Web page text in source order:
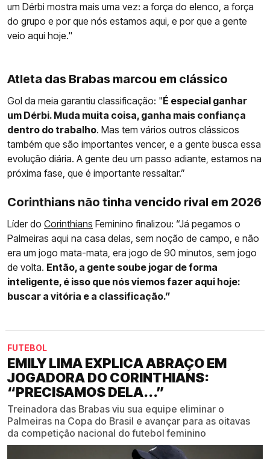
um Dérbi mostra mais uma vez: a força do elenco, a força
do grupo e por que nós estamos aqui, e por que a gente
veio aqui hoje."
Atleta das Brabas marcou em clássico
Gol da meia garantiu classificação: "É especial ganhar
um Dérbi. Muda muita coisa, ganha mais confiança
dentro do trabalho. Mas tem vários outros clássicos
também que são importantes vencer, e a gente busca essa
evolução diária. A gente deu um passo adiante, estamos na
próxima fase, que é importante ressaltar.”
Corinthians não tinha vencido rival em 2026
Líder do Corinthians Feminino finalizou: “Já pegamos o
Palmeiras aqui na casa delas, sem noção de campo, e não
era um jogo mata-mata, era jogo de 90 minutos, sem jogo
de volta. Então, a gente soube jogar de forma
inteligente, é isso que nós viemos fazer aqui hoje:
buscar a vitória e a classificação.”
FUTEBOL
EMILY LIMA EXPLICA ABRAÇO EM
JOGADORA DO CORINTHIANS:
“PRECISAMOS DELA...”
Treinadora das Brabas viu sua equipe eliminar o
Palmeiras na Copa do Brasil e avançar para as oitavas
da competição nacional do futebol feminino